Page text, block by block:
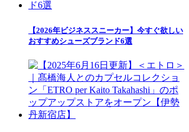
【2026年ビジネススニーカー】今すぐ欲しい
おすすめシューズブランド6選